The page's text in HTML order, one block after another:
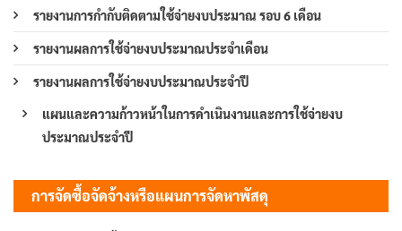
รายงานการกำกับติดตามใช้จ่ายงบประมาณ รอบ 6 เดือน
รายงานผลการใช้จ่ายงบประมาณประจำเดือน
รายงานผลการใช้จ่ายงบประมาณประจำปี
แผนและความก้าวหน้าในการดำเนินงานและการใช้จ่ายงบ
ประมาณประจำปี
การจัดซื้อจัดจ้างหรือแผนการจัดหาพัสดุ